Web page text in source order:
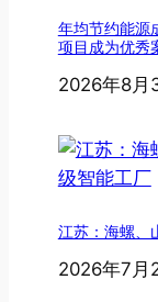
年均节约能源
项目成为优秀
2026年8月
江苏：海螺、
2026年7月